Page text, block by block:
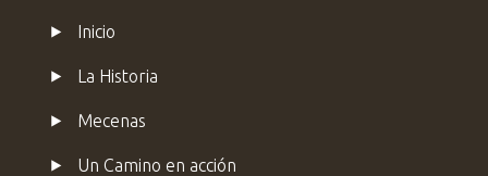
⯈ Inicio
⯈ La Historia
⯈ Mecenas
⯈ Un Camino en acción